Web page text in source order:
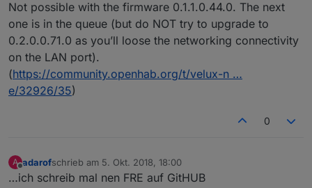
Not possible with the firmware 0.1.1.0.44.0. The next
one is in the queue (but do NOT try to upgrade to
0.2.0.0.71.0 as you’ll loose the networking connectivity
on the LAN port).
(https://community.openhab.org/t/velux-n …
e/32926/35)
0
A
Offline
adarofschrieb am 5. Okt. 2018, 18:00
zuletzt editiert von
…ich schreib mal nen FRE auf GitHUB